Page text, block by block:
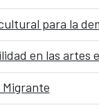
para la
en las artes
Migrante